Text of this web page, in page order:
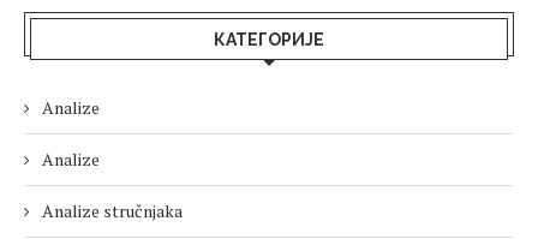
КАТЕГОРИЈЕ
Analize
Analize
Analize stručnjaka